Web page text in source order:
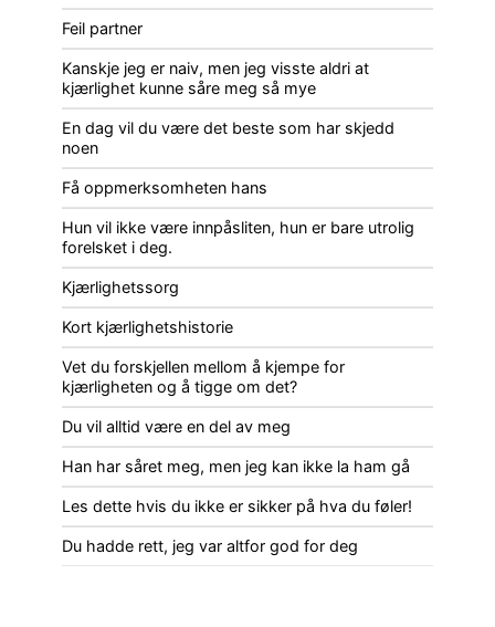
Feil partner
Kanskje jeg er naiv, men jeg visste aldri at
kjærlighet kunne såre meg så mye
En dag vil du være det beste som har skjedd
noen
Få oppmerksomheten hans
Hun vil ikke være innpåsliten, hun er bare utrolig
forelsket i deg.
Kjærlighetssorg
Kort kjærlighetshistorie
Vet du forskjellen mellom å kjempe for
kjærligheten og å tigge om det?
Du vil alltid være en del av meg
Han har såret meg, men jeg kan ikke la ham gå
Les dette hvis du ikke er sikker på hva du føler!
Du hadde rett, jeg var altfor god for deg